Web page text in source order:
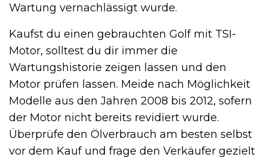
Wartung vernachlässigt wurde.
Kaufst du einen gebrauchten Golf mit TSI-
Motor, solltest du dir immer die
Wartungshistorie zeigen lassen und den
Motor prüfen lassen. Meide nach Möglichkeit
Modelle aus den Jahren 2008 bis 2012, sofern
der Motor nicht bereits revidiert wurde.
Überprüfe den Ölverbrauch am besten selbst
vor dem Kauf und frage den Verkäufer gezielt